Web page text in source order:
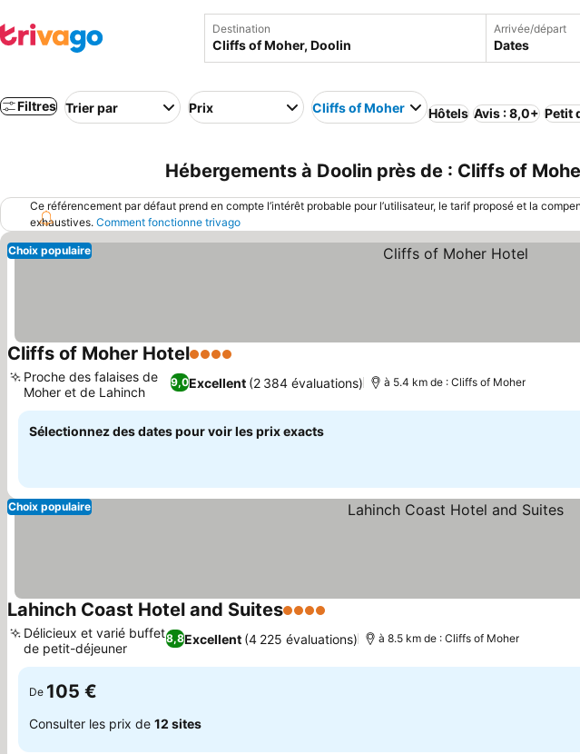
Destination Arrivée/départ
Dates
Filtres Trier par Prix Cliffs of Moher Hôtels Avis : 8,0+ Petit
Hébergements à Doolin près de : Cliffs of
Ce référencement par défaut prend en compte l’intérêt probable pour l’utilisateur, le tarif proposé et la
exhaustives. Comment fonctionne trivago
Choix populaire
Cliffs of Moher Hotel4 Étoiles
9,0Excellent (2 384 évaluations)
Proche des falaises de
Moher et de Lahinch
à 5.4 km de : Cliffs of Moher
Sélectionnez des dates pour voir les prix exacts
Choix populaire
Lahinch Coast Hotel and Suites4 Étoiles
8,8Excellent (4 225 évaluations)
Délicieux et varié buffet
de petit-déjeuner
à 8.5 km de : Cliffs of Moher
De 105 €
Consulter les prix de 12 sites